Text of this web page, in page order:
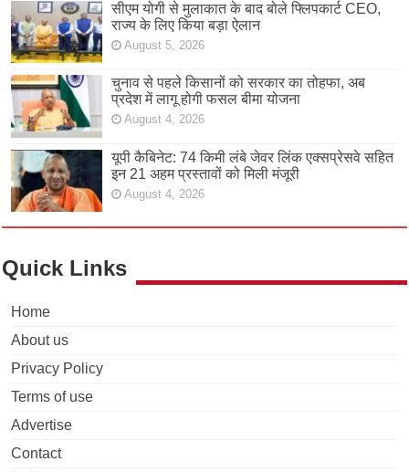
सीएम योगी से मुलाकात के बाद बोले फ्लिपकार्ट CEO,
राज्य के लिए किया बड़ा ऐलान
August 5, 2026
चुनाव से पहले किसानों को सरकार का तोहफा, अब
प्रदेश में लागू होगी फसल बीमा योजना
August 4, 2026
यूपी कैबिनेट: 74 किमी लंबे जेवर लिंक एक्सप्रेसवे सहित
इन 21 अहम प्रस्तावों को मिली मंजूरी
August 4, 2026
Quick Links
Home
About us
Privacy Policy
Terms of use
Advertise
Contact